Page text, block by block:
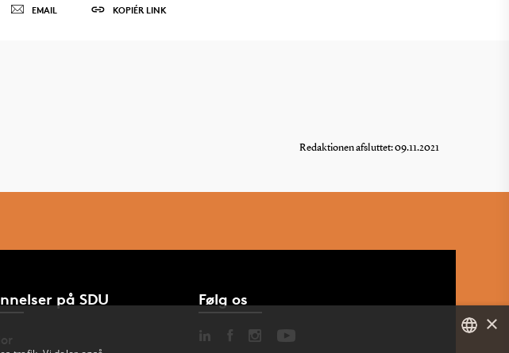
EMAIL KOPIÉR LINK
Redaktionen afsluttet: 09.11.2021
på SDU Følg os
×